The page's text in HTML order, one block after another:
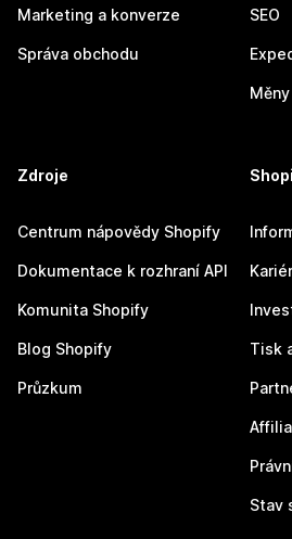
Marketing a konverze
Správa obchodu
SEO
Zdroje
Centrum nápovědy Shopify
Dokumentace k rozhraní API
Komunita Shopify
Blog Shopify
Průzkum
Tisk
Stav